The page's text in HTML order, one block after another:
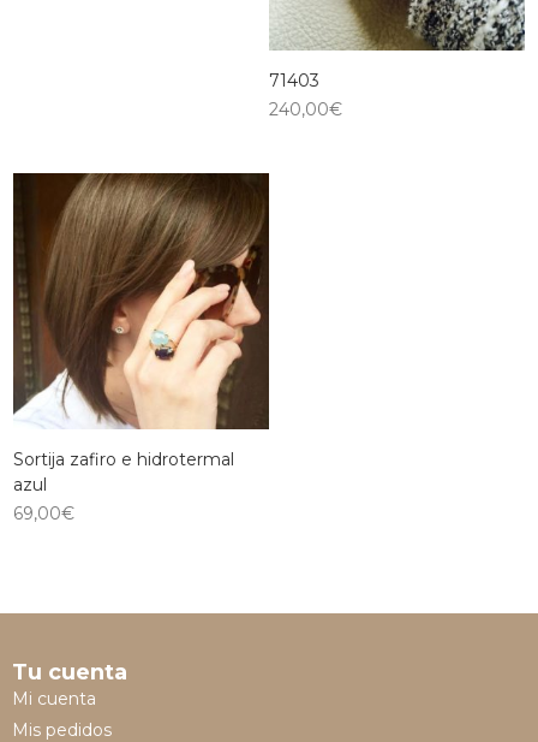
71403
240,00€
Sortija zafiro e hidrotermal
azul
69,00€
Tu cuenta
Mi cuenta
Mis pedidos